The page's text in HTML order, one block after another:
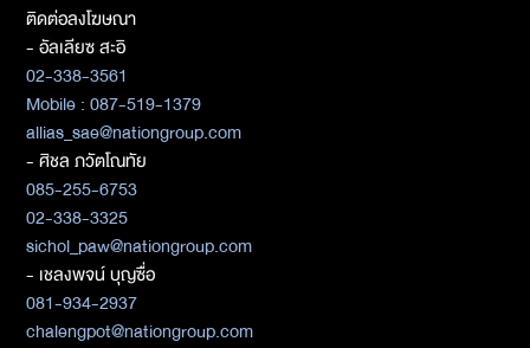
ติดต่อลงโฆษณา
- อัลเลียซ สะอิ
02-338-3561
Mobile : 087-519-1379
allias_sae@nationgroup.com
- ศิชล ภวัตโณทัย
085-255-6753
02-338-3325
sichol_paw@nationgroup.com
- เชลงพจน์ บุญซื่อ
081-934-2937
chalengpot@nationgroup.com